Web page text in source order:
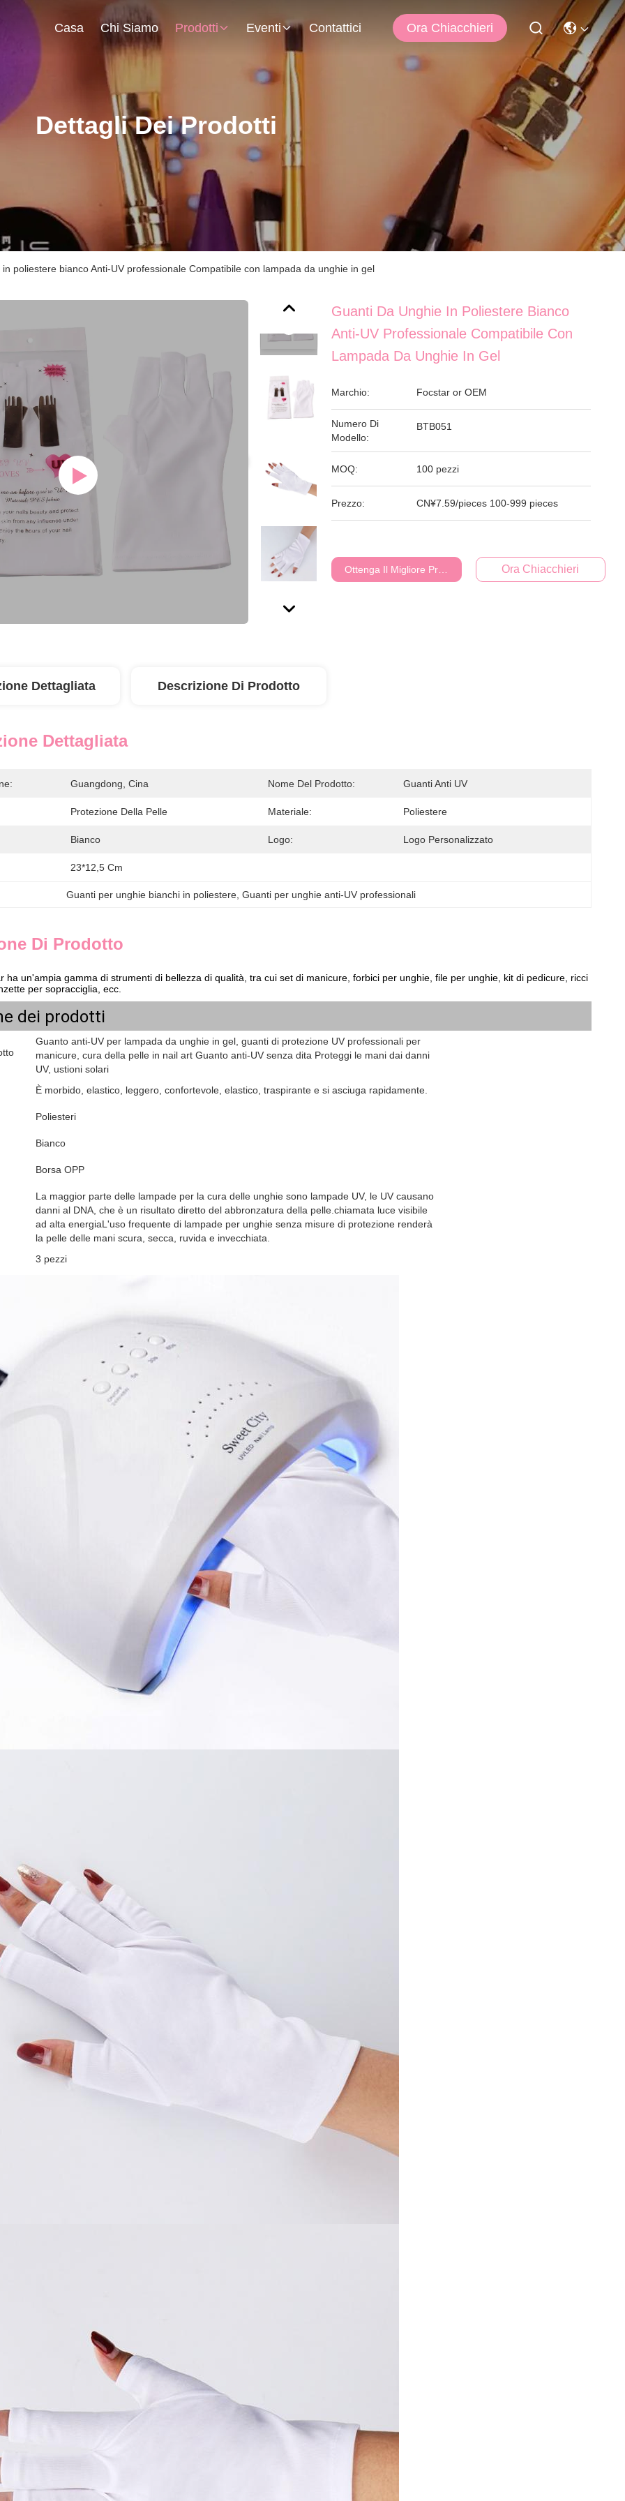
Casa Chi Siamo Prodotti Eventi Contattici Ora Chiacchieri
Dettagli Dei Prodotti
poliestere bianco Anti-UV professionale Compatibile con lampada da unghie in gel
Guanti Da Unghie In Poliestere Bianco
Anti-UV Professionale Compatibile Con
Lampada Da Unghie In Gel
Marchio: Focstar or OEM
Numero Di
Modello:
BTB051
MOQ: 100 pezzi
Prezzo: CN¥7.59/pieces 100-999 pieces
Ottenga Il Migliore Prezzo Ora Chiacchieri
Dettagliata Descrizione Di Prodotto
Dettagliata
Guangdong, Cina Nome Del Prodotto: Guanti Anti UV
Protezione Della Pelle Materiale: Poliestere
Bianco Logo: Logo Personalizzato
23*12,5 Cm
Guanti per unghie bianchi in poliestere , Guanti per unghie anti-UV professionali
Di Prodotto
ha un'ampia gamma di strumenti di bellezza di qualità, tra cui set di manicure, forbici per unghie, file per unghie, kit di pedicure, ricci
per sopracciglia, ecc.
dei prodotti
Guanto anti-UV per lampada da unghie in gel, guanti di protezione UV professionali per
manicure, cura della pelle in nail art Guanto anti-UV senza dita Proteggi le mani dai danni
UV, ustioni solari
È morbido, elastico, leggero, confortevole, elastico, traspirante e si asciuga rapidamente.
Poliesteri
Bianco
Borsa OPP
La maggior parte delle lampade per la cura delle unghie sono lampade UV, le UV causano
danni al DNA, che è un risultato diretto del abbronzatura della pelle.chiamata luce visibile
ad alta energiaL'uso frequente di lampade per unghie senza misure di protezione renderà
la pelle delle mani scura, secca, ruvida e invecchiata.
3 pezzi